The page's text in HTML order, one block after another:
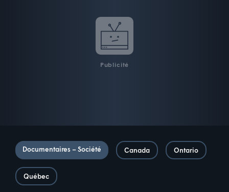
Publicité
Documentaires – Société Canada Ontario
Québec